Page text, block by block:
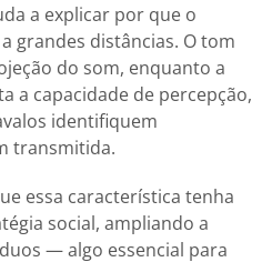
a explicar por que o
grandes distâncias. O tom
do som, enquanto a
a capacidade de percepção,
identifiquem
transmitida.
essa característica tenha
social, ampliando a
— algo essencial para